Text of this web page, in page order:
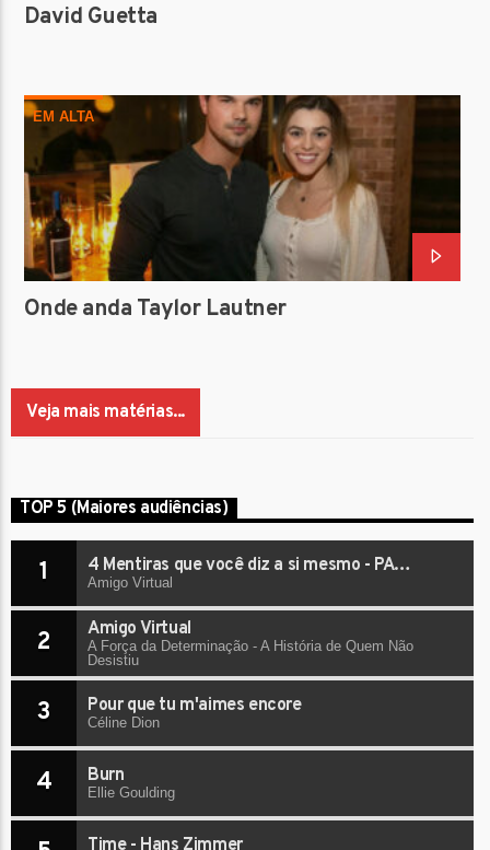
David Guetta
EM ALTA
Onde anda Taylor Lautner
Veja mais matérias...
TOP 5 (Maiores audiências)
1
4 Mentiras que você diz a si mesmo - PARE
AGORA
Amigo Virtual
2 Amigo Virtual
A Força da Determinação - A História de Quem Não
Desistiu
3 Pour que tu m'aimes encore
Céline Dion
4 Burn
Ellie Goulding